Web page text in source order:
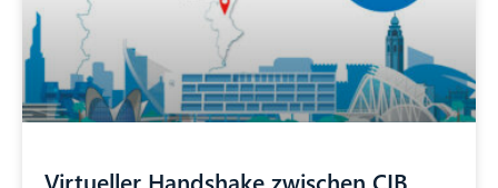
Virtueller Handshake zwischen CIB